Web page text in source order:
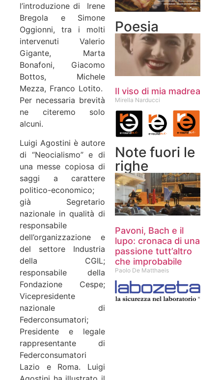
l’introduzione di
Irene
Bregola e Simone
Oggionni, tra i molti
intervenuti Valerio
Gigante, Marta
Bonafoni, Giacomo
Bottos, Michele
Mezza, Franco Lotito.
Per necessaria brevità
ne citeremo solo
alcuni.
Luigi Agostini è autore
di “Neocialismo” e di
una messe copiosa di
saggi a carattere
politico-economico;
già Segretario
nazionale in qualità di
responsabile
dell’organizzazione e
del settore Industria
della CGIL;
responsabile della
Fondazione Cespe;
Vicepresidente
nazionale di
Federconsumatori;
Presidente e legale
rappresentante di
Federconsumatori
Lazio e Roma. Luigi
Poesia
Il viso di mia madrea
Mirella Narducci
Note fuori le
righe
Pavoni, Bach e il
lupo: cronaca di una
passione tutt’altro
che improbabile
Paolo De Matthaeis